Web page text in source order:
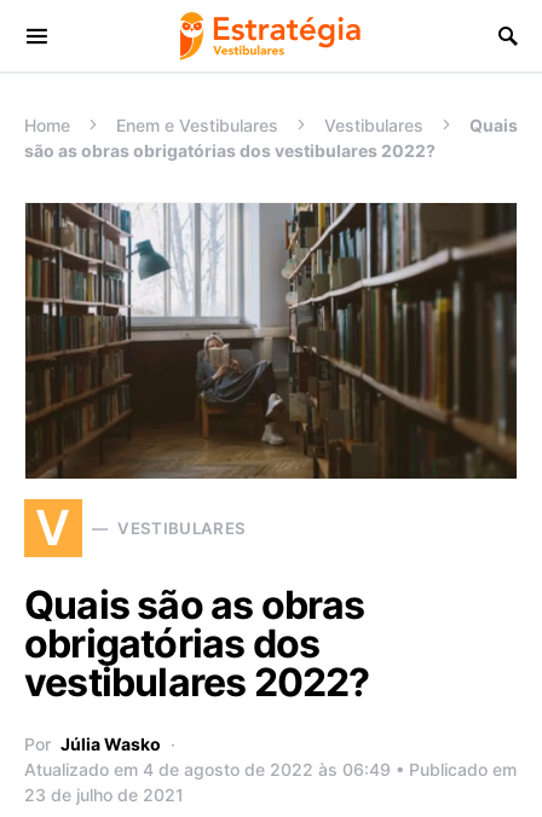
Procurar:
Home Enem e Vestibulares Vestibulares
Quais
são as obras obrigatórias dos vestibulares 2022?
V VESTIBULARES
Quais são as obras
obrigatórias dos
vestibulares 2022?
Por Júlia Wasko
Atualizado em 4 de agosto de 2022 às 06:49 • Publicado em
23 de julho de 2021